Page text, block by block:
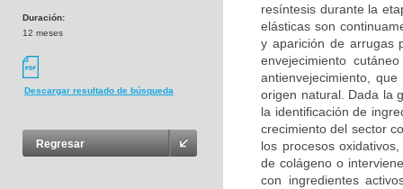
Duración:
12 meses
Descargar resultado de búsqueda
Regresar
resíntesis durante la
elásticas son
y aparición de arrugas
envejecimiento
antienvejecimiento,
origen natural. Dada la
la identificación de
crecimiento del sector
los procesos
de colágeno o
con ingredientes